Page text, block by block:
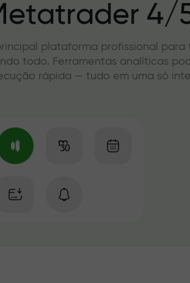
4/
plataforma profissional para
todo. Ferramentas analíticas
rápida — tudo em uma só